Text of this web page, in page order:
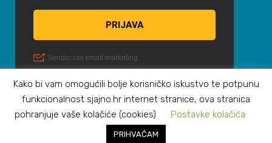
© Sva prava zadržana OKTAN NAUTIKA d.o.o.
Kako bi vam omogućili bolje korisničko iskustvo te potpunu
funkcionalnost sjajno.hr internet stranice, ova stranica
pohranjuje vaše kolačiće (cookies)
Postavke kolačića
PRIHVAĆAM